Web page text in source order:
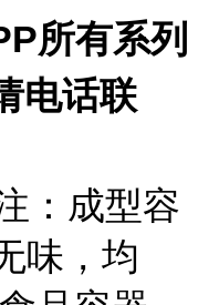
所有系列
电话联
：成型容
味，均